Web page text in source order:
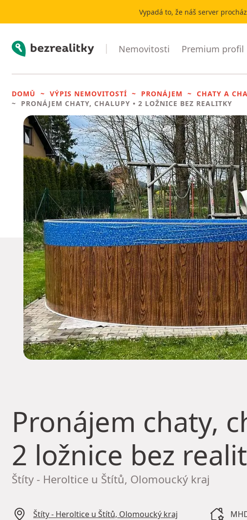
Vypadá to, že náš server
Bezrealitky Nemovitosti Premium profil
DOMŮ VÝPIS NEMOVITOSTÍ PRONÁJEM CHATY A
PRONÁJEM CHATY, CHALUPY • 2 LOŽNICE BEZ REALITKY
Pronájem chaty,
2 ložnice bez
Štíty - Heroltice u Štítů, Olomoucký kraj
Štíty - Heroltice u Štítů, Olomoucký kraj